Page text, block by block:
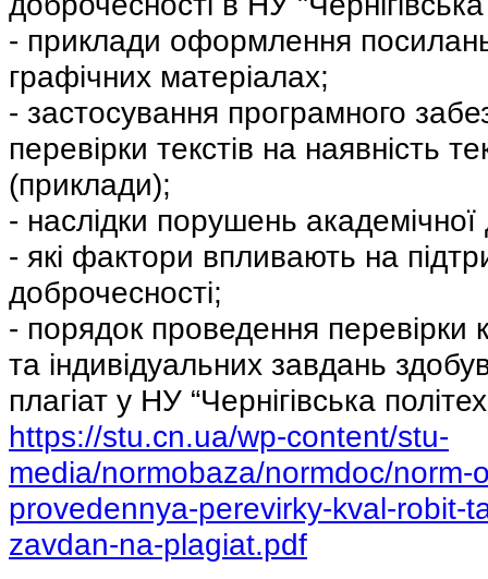
- приклади оформлення
графічних матеріалах;
- застосування програмного
перевірки текстів на наявність
(приклади);
- наслідки порушень академічної
- які фактори впливають на
доброчесності;
- порядок проведення перевірки
та індивідуальних завдань
плагіат у НУ “Чернігівська
https://stu.cn.ua/wp-content/stu-
media/normobaza/normdoc/norm-
provedennya-perevirky-kval-robit-
zavdan-na-plagiat.pdf